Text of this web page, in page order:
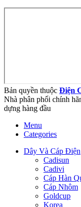
Bản quyền thuộc Điện
Nhà phân phối chính
dựng hàng đầu
Menu
Categories
Dây Và Cáp Điện
Cadisun
Cadivi
Cáp Hàn
Cáp Nhôm
Goldcup
Korea